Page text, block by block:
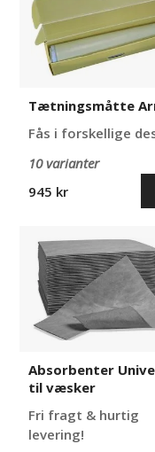
Tætningsmåtte
Fås i forskellige
10 varianter
945 kr
Absorbenter
Universal
væsker
Absorbenter
til væsker
Fri fragt & hurtig
levering!